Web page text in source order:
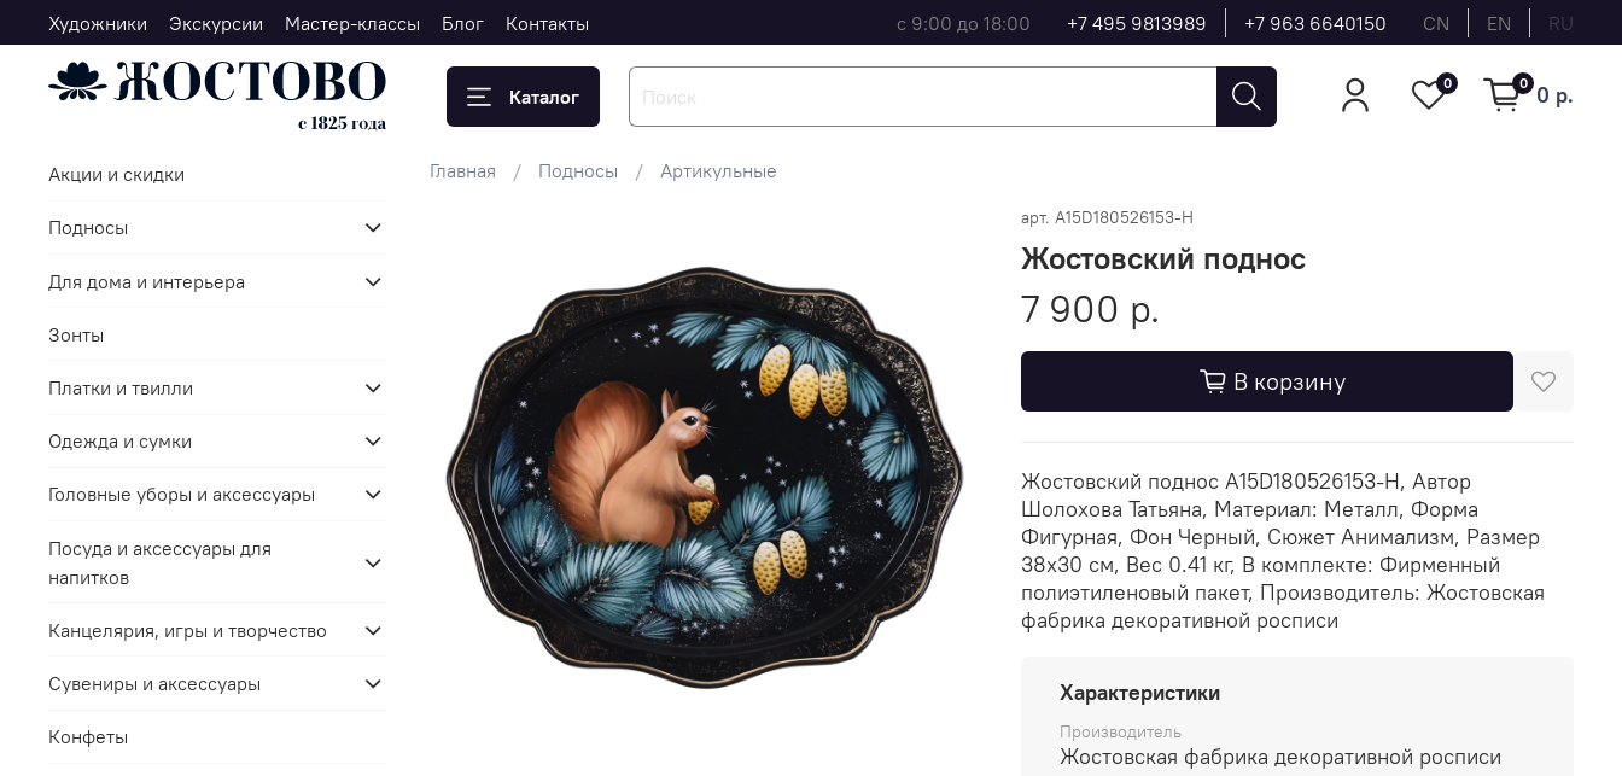
Художники Экскурсии Мастер-классы Блог Контакты с 9:00 до 18:00 +7 495 9813989 +7 963 6640150 CN EN RU
Каталог
0 0 0 р.
Главная Подносы Артикульные
арт. A15D180526153-Н
Жостовский поднос
7 900 р.
В корзину
Жостовский поднос A15D180526153-Н, Автор
Шолохова Татьяна, Материал: Металл, Форма
Фигурная, Фон Черный, Сюжет Анимализм, Размер
38х30 см, Вес 0.41 кг, В комплекте: Фирменный
полиэтиленовый пакет, Производитель: Жостовская
фабрика декоративной росписи
Характеристики
Производитель
Жостовская фабрика декоративной росписи
Акции и скидки
Подносы
Для дома и интерьера
Зонты
Платки и твилли
Одежда и сумки
Головные уборы и аксессуары
Посуда и аксессуары для
напитков
Канцелярия, игры и творчество
Сувениры и аксессуары
Конфеты